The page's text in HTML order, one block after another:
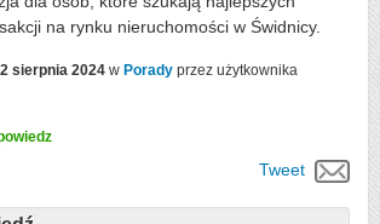
na rynku nieruchomości w Świdnicy.
sierpnia 2024 w Porady przez użytkownika
Tweet